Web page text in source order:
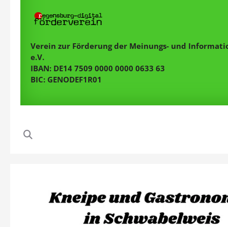
Verein zur Förderung der Meinungs- und
e.V.
IBAN: DE14 7509 0000 0000 0633 63
BIC: GENODEF1R01